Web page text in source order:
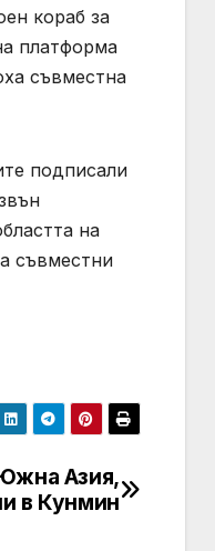
кораб за
платформа
съвместна
подписали
на
съвместни
Азия,
в Кунмин